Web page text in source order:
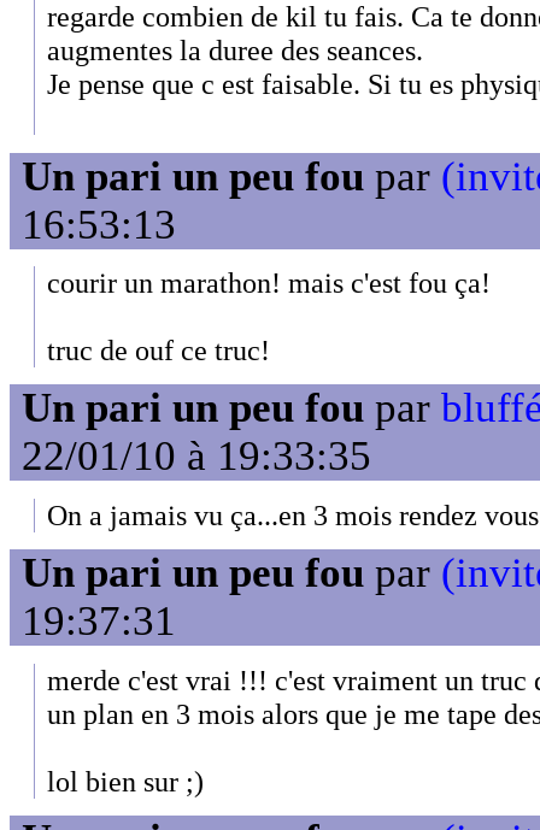
regarde combien de kil tu fais. Ca te
augmentes la duree des seances.
Je pense que c est faisable. Si tu es
Un pari un peu fou par
16:53:13
courir un marathon! mais c'est fou ça!
truc de ouf ce truc!
Un pari un peu fou par
22/01/10 à 19:33:35
On a jamais vu ça...en 3 mois rendez
Un pari un peu fou par
19:37:31
merde c'est vrai !!! c'est vraiment un truc
un plan en 3 mois alors que je me tape
lol bien sur ;)